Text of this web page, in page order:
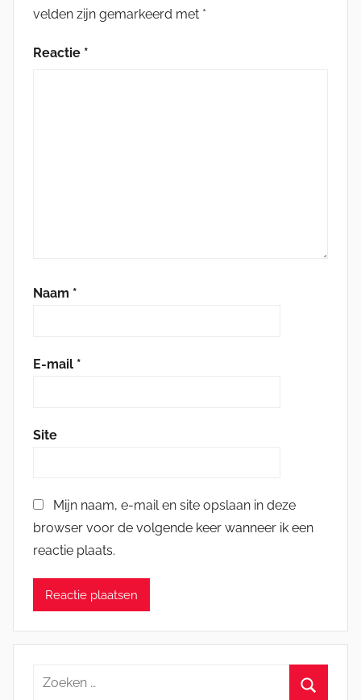
velden zijn gemarkeerd met *
Reactie *
Naam *
E-mail *
Site
Mijn naam, e-mail en site opslaan in deze
browser voor de volgende keer wanneer ik een
reactie plaats.
Zoeken